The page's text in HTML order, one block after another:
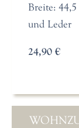
Breite:
und Leder
24,90 €